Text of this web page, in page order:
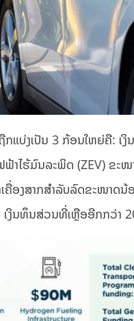
ແບ່ງເປັນ 3 ກ້ອນໃຫຍ່ຄື: ເ
ຟຟ້າໄຮ້ມົນລະພິດ (ZEV)
ເຄື່ອງສາກສຳລັບລົດຂະໜາ
ງິນທຶນສ່ວນທີ່ເຫຼືອອີກກວ່າ